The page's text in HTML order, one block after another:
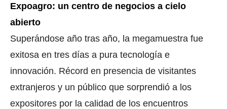
Expoagro: un centro de negocios a cielo
abierto
Superándose año tras año, la megamuestra fue
exitosa en tres días a pura tecnología e
innovación. Récord en presencia de visitantes
extranjeros y un público que sorprendió a los
expositores por la calidad de los encuentros